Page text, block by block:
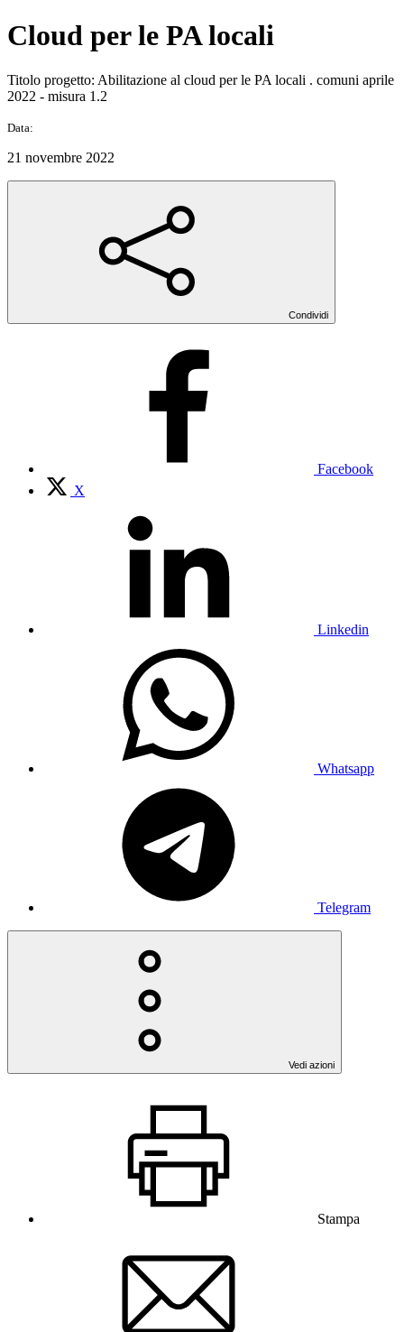
Cloud per le PA locali
Titolo progetto: Abilitazione al cloud per le PA locali . comuni aprile
2022 - misura 1.2
Data:
21 novembre 2022
Condividi
Facebook
X
Linkedin
Whatsapp
Telegram
Vedi azioni
Stampa